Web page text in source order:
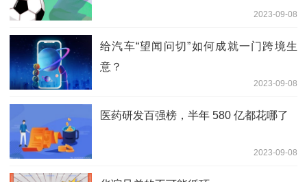
2023-09-08
给汽车“望闻问切”如何成就一门跨境生
意？
2023-09-08
医药研发百强榜，半年 580 亿都花哪了
2023-09-08